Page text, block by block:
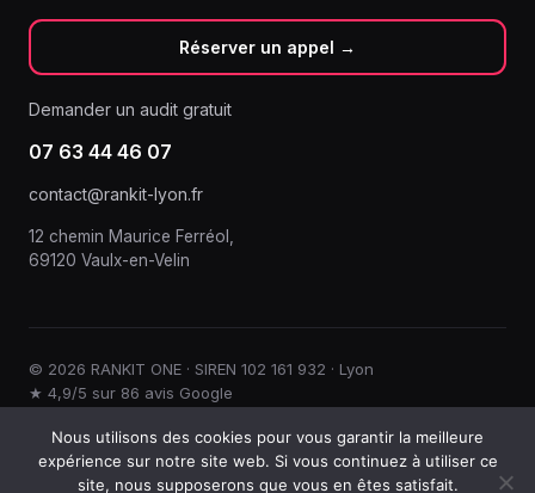
Réserver un appel →
Demander un audit gratuit
07 63 44 46 07
contact@rankit-lyon.fr
12 chemin Maurice Ferréol,
69120 Vaulx-en-Velin
© 2026 RANKIT ONE · SIREN 102 161 932 · Lyon
★ 4,9/5 sur 86 avis Google
Nous utilisons des cookies pour vous garantir la meilleure
expérience sur notre site web. Si vous continuez à utiliser ce
site, nous supposerons que vous en êtes satisfait.